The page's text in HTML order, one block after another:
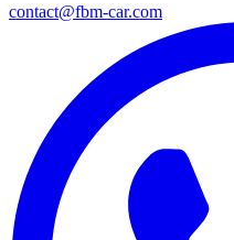
contact@fbm-car.com